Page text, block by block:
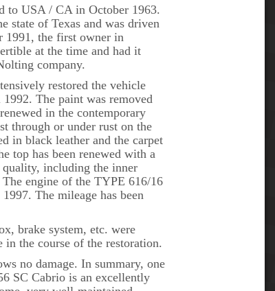
to USA / CA in October 1963.
state of Texas and was driven
1991, the first owner in
at the time and had it
company.
restored the vehicle
The paint was removed
in the contemporary
through or under rust on the
in black leather and the carpet
top has been renewed with a
including the inner
engine of the TYPE 616/16
The mileage has been
brake system, etc. were
in the course of the restoration.
no damage. In summary, one
SC Cabrio is an excellently